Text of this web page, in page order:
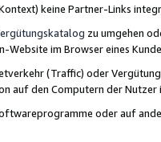
keine Partner-Links
zu umgehen
Website im Browser eines
(Traffic) oder
auf den Computern der
oder auf